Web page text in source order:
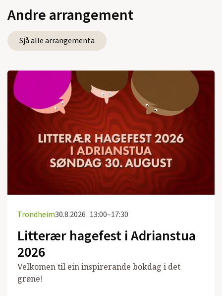
Andre arrangement
Sjå alle arrangementa
Trondheim30.8.2026 13:00–17:30
Litterær hagefest i Adrianstua
2026
Velkomen til ein inspirerande bokdag i det
grøne!